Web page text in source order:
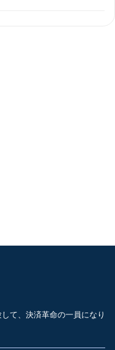
て、決済革命の一員になり